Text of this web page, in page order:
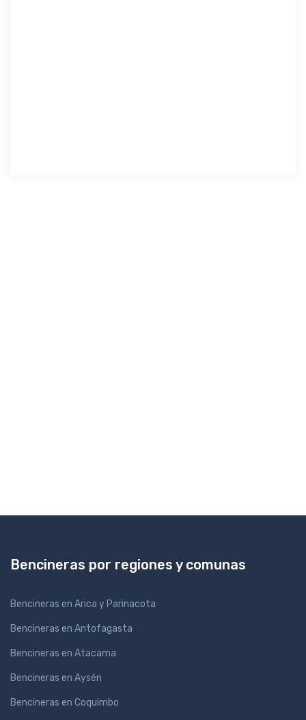
Bencineras por regiones y comunas
Bencineras en Arica y Parinacota
Bencineras en Antofagasta
Bencineras en Atacama
Bencineras en Aysén
Bencineras en Coquimbo